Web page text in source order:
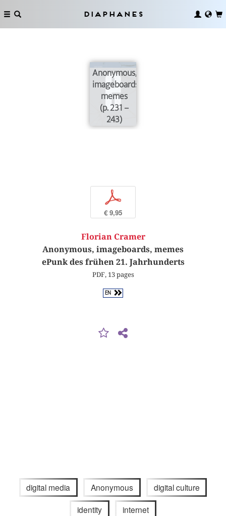
Diaphanes
Anonymous,
imageboards,
memes
(p. 231 –
243)
p
€ 9,95
Florian Cramer
Anonymous, imageboards, memes
ePunk des frühen 21. Jahrhunderts
PDF, 13 pages
EN
digital media Anonymous digital culture
identity internet